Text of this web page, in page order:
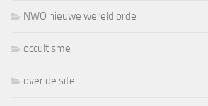
NWO nieuwe wereld orde
occultisme
over de site